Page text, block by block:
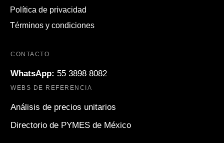
Política de privacidad
Términos y condiciones
CONTACTO
WhatsApp: 55 3898 8082
WEBS DE REFERENCIA
Análisis de precios unitarios
Directorio de PYMES de México